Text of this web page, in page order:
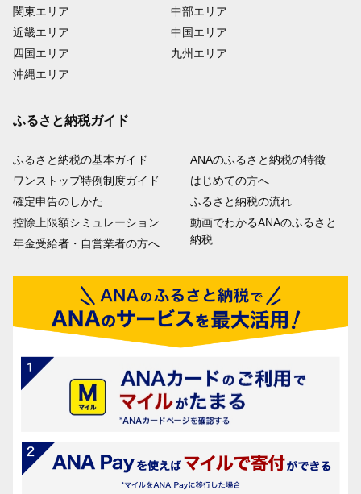
関東エリア
近畿エリア
四国エリア
沖縄エリア
中部エリア
中国エリア
九州エリア
ふるさと納税ガイド
ふるさと納税の基本ガイド
ワンストップ特例制度ガイド
確定申告のしかた
控除上限額シミュレーション
年金受給者・自営業者の方へ
ANAのふるさと納税の特徴
はじめての方へ
ふるさと納税の流れ
動画でわかるANAのふるさと
納税